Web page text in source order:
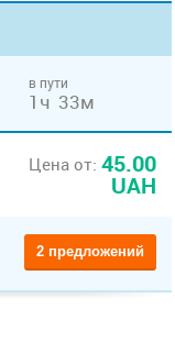
в пути
1ч 33м
Цена от: 45.00
UAH
2 предложений